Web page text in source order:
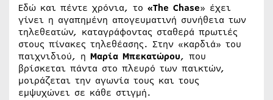
Εδώ και πέντε χρόνια, το «The Chase» έχει
γίνει η αγαπημένη απογευματινή συνήθεια των
τηλεθεατών, καταγράφοντας σταθερά πρωτιές
στους πίνακες τηλεθέασης. Στην «καρδιά» του
παιχνιδιού, η Μαρία Μπεκατώρου, που
βρίσκεται πάντα στο πλευρό των παικτών,
μοιράζεται την αγωνία τους και τους
εμψυχώνει σε κάθε στιγμή.